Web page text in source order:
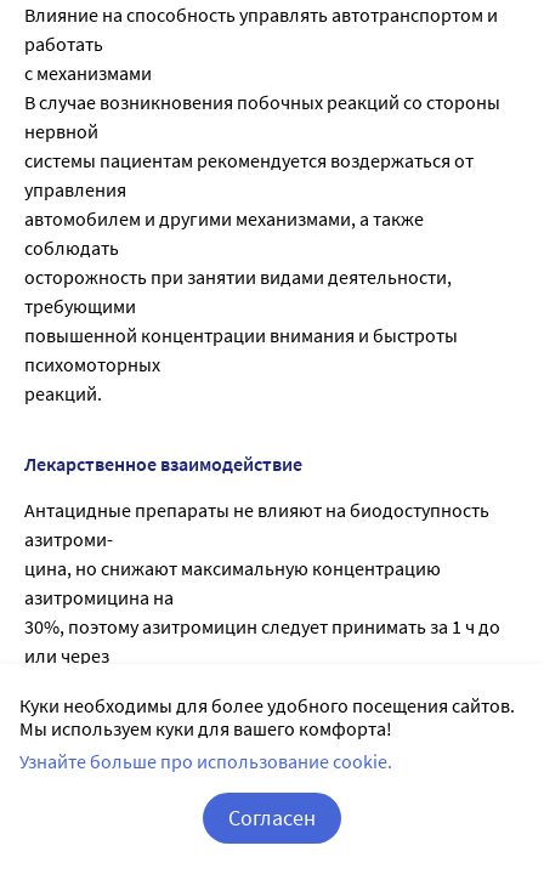
Влияние на способность управлять автотранспортом и
работать
с механизмами
В случае возникновения побочных реакций со стороны
нервной
системы пациентам рекомендуется воздержаться от
управления
автомобилем и другими механизмами, а также
соблюдать
осторожность при занятии видами деятельности,
требующими
повышенной концентрации внимания и быстроты
психомоторных
реакций.
Лекарственное взаимодействие
Антацидные препараты не влияют на биодоступность
азитроми-
цина, но снижают максимальную концентрацию
азитромицина на
30%, поэтому азитромицин следует принимать за 1 ч до
или через
Цетиризин: одновременное применение в течение 5
дней у здоровых
добровольцев азитромицина с цетиризином (20 мг) не
фармакокинетическому взаимодействию и
Куки необходимы для более удобного посещения сайтов.
Мы используем куки для вашего комфорта!
Узнайте больше про использование cookie.
Согласен